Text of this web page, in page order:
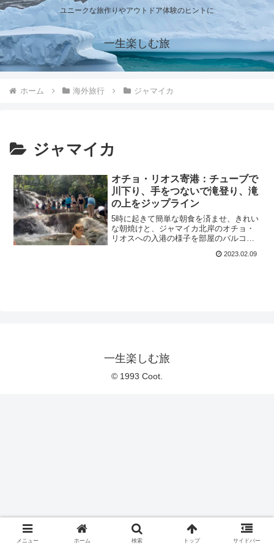
ユニークな旅作りやアウトドア体験のヒントに
一生楽しむ旅
ホーム 海外旅行 ジャマイカ
ジャマイカ
オチョ・リオス寄港：チューブで
川下り、手をつないで滝登り、滝
の上をジップライン
5時に起きて簡単な朝食を済ませ、きれい
な朝焼けと、ジャマイカ北岸のオチョ・
リオスへの入港の様子を部屋のバルコニ
は、川下り、滝登り、ジップラインの3つ
2023.02.09
一生楽しむ旅
© 1993 Coot.
メニュー ホーム 検索 トップ サイドバー